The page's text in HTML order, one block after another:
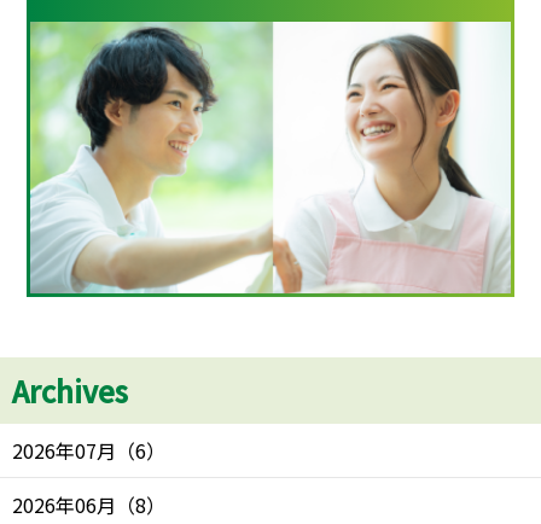
Archives
2026年07月 （6）
2026年06月 （8）